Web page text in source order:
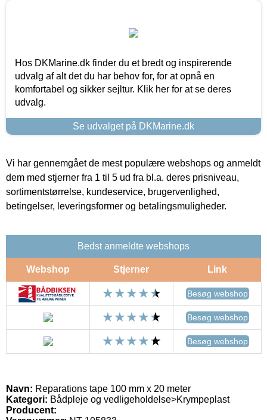
Hos DKMarine.dk finder du et bredt og inspirerende
udvalg af alt det du har behov for, for at opnå en
komfortabel og sikker sejltur. Klik her for at se deres
udvalg.
Se udvalget på DKMarine.dk
Vi har gennemgået de mest populære webshops og anmeldt
dem med stjerner fra 1 til 5 ud fra bl.a. deres prisniveau,
sortimentstørrelse, kundeservice, brugervenlighed,
betingelser, leveringsformer og betalingsmuligheder.
Bedst anmeldte webshops
Webshop Stjerner Link
Besøg webshop
Besøg webshop
Besøg webshop
Navn: Reparations tape 100 mm x 20 meter
Kategori: Bådpleje og vedligeholdelse>Krympeplast
Producent: